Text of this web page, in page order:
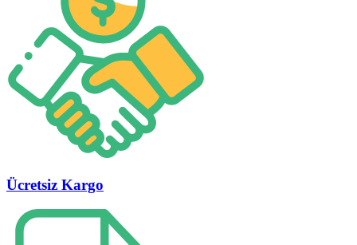
Ücretsiz Kargo